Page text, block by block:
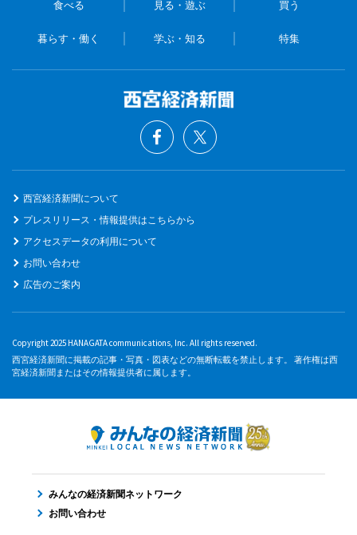
食べる 見る・遊ぶ 買う
暮らす・働く 学ぶ・知る 特集
西宮経済新聞について
プレスリリース・情報提供はこちらから
アクセスデータの利用について
お問い合わせ
広告のご案内
Copyright 2025 HANAGATA communications, Inc. All rights reserved.
西宮経済新聞に掲載の記事・写真・図表などの無断転載を禁止します。 著作権は西
宮経済新聞またはその情報提供者に属します。
みんなの経済新聞ネットワーク
お問い合わせ